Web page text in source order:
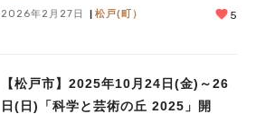
2026年2月27日 松戸(町） 5
【松戸市】2025年10月24日(金)～26
日(日)「科学と芸術の丘 2025」開